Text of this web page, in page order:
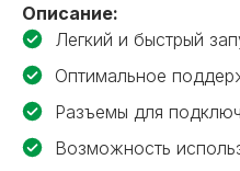
Описание:
Легкий и быстрый
Оптимальное
Разъемы для
Возможность